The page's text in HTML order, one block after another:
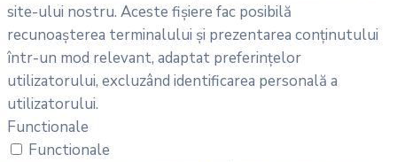
site-ului nostru. Aceste fișiere fac posibilă
recunoașterea terminalului și prezentarea conținutului
într-un mod relevant, adaptat preferințelor
utilizatorului, excluzând identificarea personală a
utilizatorului.
Functionale
Functionale